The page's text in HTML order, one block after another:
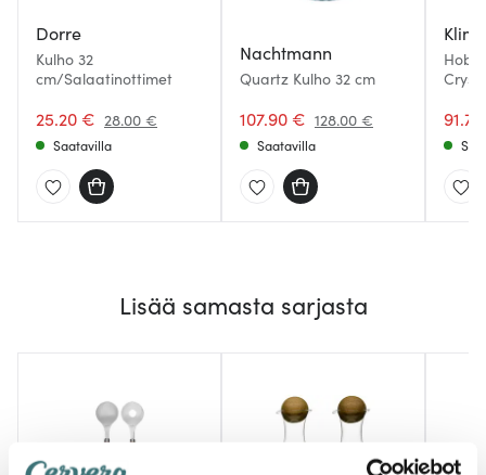
Dorre
Kulho 32
cm/Salaatinottimet
25.20 € 28.00 €
Saatavilla
Nachtmann
Quartz Kulho 32 cm
107.90 € 128.00 €
Saatavilla
Lisää samasta sarjasta